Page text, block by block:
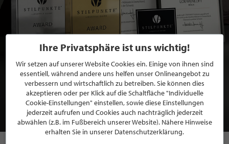
BEWERBEN SIE SICH FÜR EINE GRATIS
MITGLIEDSCHAFT BEI STILPUNKTE®
JETZT GRATIS BEWERBEN
Ihre Privatsphäre ist uns wichtig!
Wir setzen auf unserer Website Cookies ein. Einige von ihnen sind
essentiell, während andere uns helfen unser Onlineangebot zu
verbessern und wirtschaftlich zu betreiben. Sie können dies
akzeptieren oder per Klick auf die Schaltfläche "Individuelle
Cookie-Einstellungen" einstellen, sowie diese Einstellungen
jederzeit aufrufen und Cookies auch nachträglich jederzeit
abwählen (z.B. im Fußbereich unserer Website). Nähere Hinweise
erhalten Sie in unserer Datenschutzerklärung.